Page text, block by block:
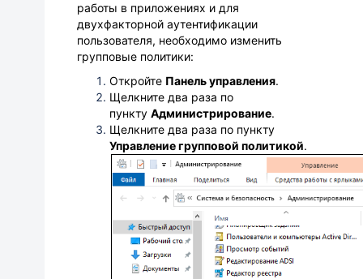
работы в приложениях и для
двухфакторной аутентификации
пользователя, необходимо изменить
групповые политики:
Откройте Панель управления.
Щелкните два раза по
пункту Администрирование.
Щелкните два раза по пункту
Управление групповой политикой.